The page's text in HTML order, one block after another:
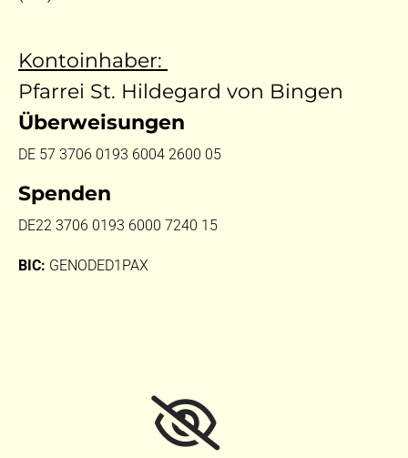
Kontoinhaber:
Pfarrei St. Hildegard von Bingen
Überweisungen
DE 57 3706 0193 6004 2600 05
Spenden
DE22 3706 0193 6000 7240 15
BIC: GENODED1PAX